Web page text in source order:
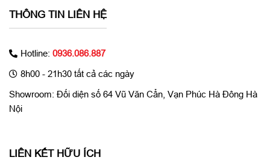
THÔNG TIN LIÊN HỆ
Hotline: 0936.086.887
8h00 - 21h30 tất cả các ngày
Showroom: Đối diện số 64 Vũ Văn Cẩn, Vạn Phúc Hà Đông Hà
Nội
LIÊN KẾT HỮU ÍCH